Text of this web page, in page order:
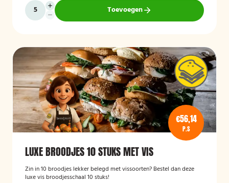
Toevoegen
€56,14
P.S
LUXE BROODJES 10 STUKS MET VIS
Zin in 10 broodjes lekker belegd met vissoorten? Bestel dan deze
luxe vis broodjesschaal 10 stuks!